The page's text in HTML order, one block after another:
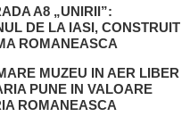
A8 „UNIRII”:
DE LA IASI, CONSTRUIT
ROMANEASCA
MUZEU IN AER LIBER
PUNE IN VALOARE
ROMANEASCA